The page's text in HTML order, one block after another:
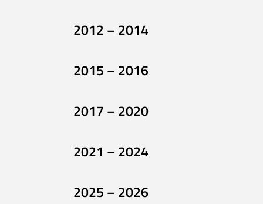
2012 – 2014
2015 – 2016
2017 – 2020
2021 – 2024
2025 – 2026